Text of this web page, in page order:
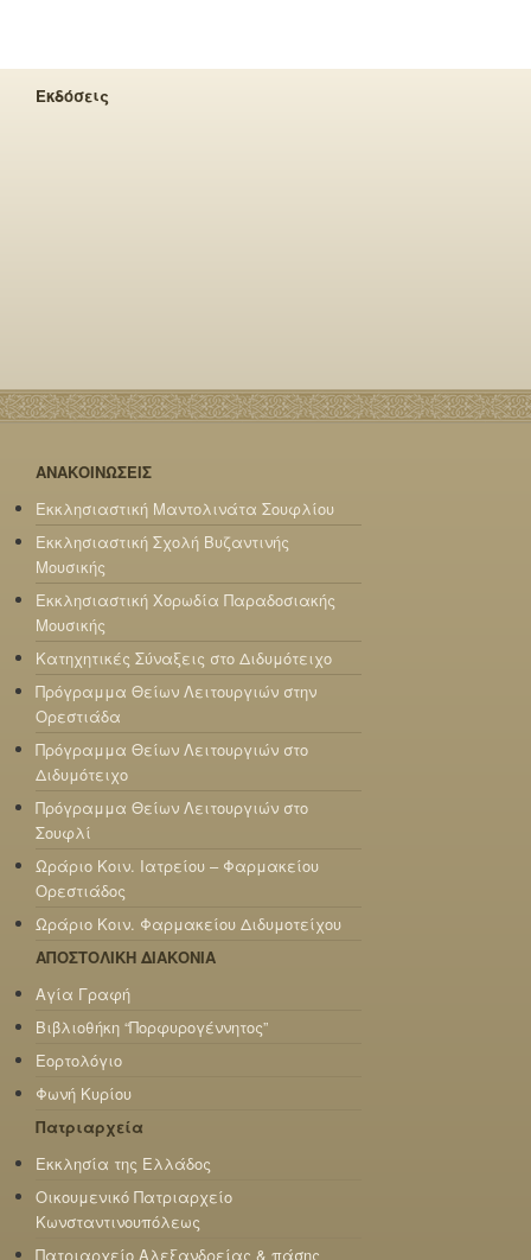
Εκδόσεις
ΑΝΑΚΟΙΝΩΣΕΙΣ
Εκκλησιαστική Μαντολινάτα Σουφλίου
Εκκλησιαστική Σχολή Βυζαντινής
Μουσικής
Εκκλησιαστική Χορωδία Παραδοσιακής
Μουσικής
Κατηχητικές Σύναξεις στο Διδυμότειχο
Πρόγραμμα Θείων Λειτουργιών στην
Ορεστιάδα
Πρόγραμμα Θείων Λειτουργιών στο
Διδυμότειχο
Πρόγραμμα Θείων Λειτουργιών στο
Σουφλί
Ωράριο Κοιν. Ιατρείου – Φαρμακείου
Ορεστιάδος
Ωράριο Κοιν. Φαρμακείου Διδυμοτείχου
ΑΠΟΣΤΟΛΙΚΗ ΔΙΑΚΟΝΙΑ
Αγία Γραφή
Βιβλιοθήκη “Πορφυρογέννητος”
Εορτολόγιο
Φωνή Κυρίου
Πατριαρχεία
Εκκλησία της Ελλάδος
Οικουμενικό Πατριαρχείο
Κωνσταντινουπόλεως
Πατριαρχείο Αλεξανδρείας & πάσης